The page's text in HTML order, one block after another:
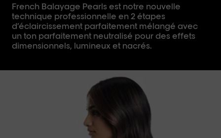
French Balayage Pearls est notre nouvelle
technique professionnelle en 2 étapes
d’éclaircissement parfaitement mélangé avec
un ton parfaitement neutralisé pour des effets
dimensionnels, lumineux et nacrés.